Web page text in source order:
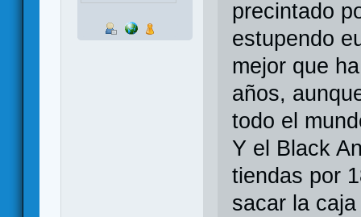
precintado
estupendo
mejor que
años,
todo el
Y el Black
tiendas por
sacar la